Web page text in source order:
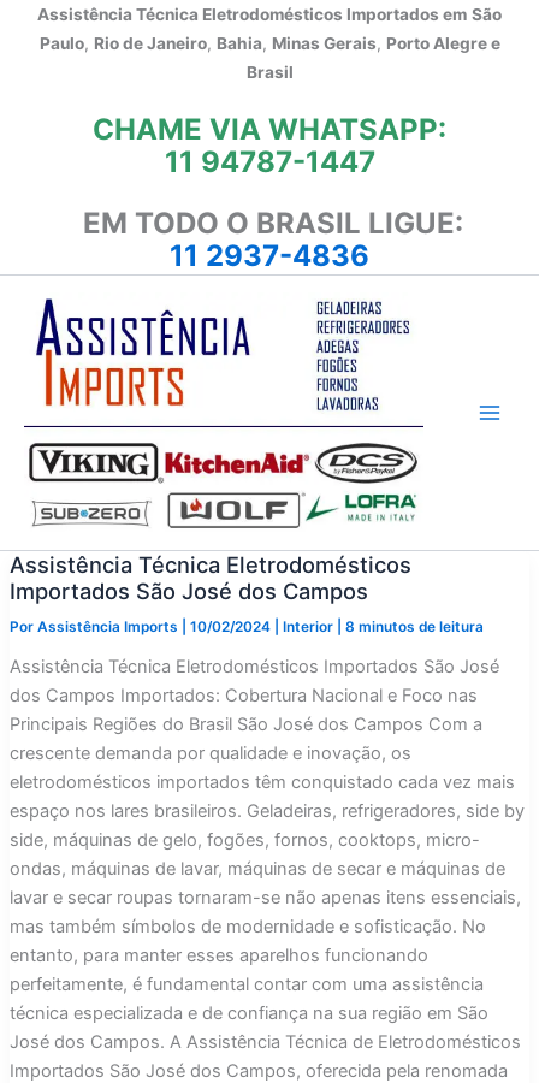
Assistência Técnica Eletrodomésticos Importados em São
Paulo, Rio de Janeiro, Bahia, Minas Gerais, Porto Alegre e
Brasil
CHAME VIA WHATSAPP:
11 94787-1447
EM TODO O BRASIL LIGUE:
11 2937-4836
Assistência Técnica Eletrodomésticos
Importados São José dos Campos
Por Assistência Imports 10/02/2024 Interior| 8 minutos de leitura
Assistência Técnica Eletrodomésticos Importados São José
dos Campos Importados: Cobertura Nacional e Foco nas
Principais Regiões do Brasil São José dos Campos Com a
crescente demanda por qualidade e inovação, os
eletrodomésticos importados têm conquistado cada vez mais
espaço nos lares brasileiros. Geladeiras, refrigeradores, side by
side, máquinas de gelo, fogões, fornos, cooktops, micro-
ondas, máquinas de lavar, máquinas de secar e máquinas de
lavar e secar roupas tornaram-se não apenas itens essenciais,
mas também símbolos de modernidade e sofisticação. No
entanto, para manter esses aparelhos funcionando
perfeitamente, é fundamental contar com uma assistência
técnica especializada e de confiança na sua região em São
José dos Campos. A Assistência Técnica de Eletrodomésticos
Importados São José dos Campos, oferecida pela renomada